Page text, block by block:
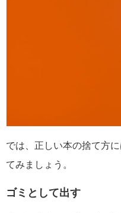
では、正しい本の捨て方
てみましょう。
ゴミとして出す